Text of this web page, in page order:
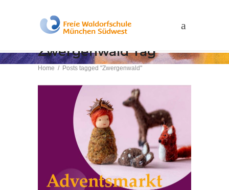
Zwergenwald Tag
Home / Posts tagged "Zwergenwald"